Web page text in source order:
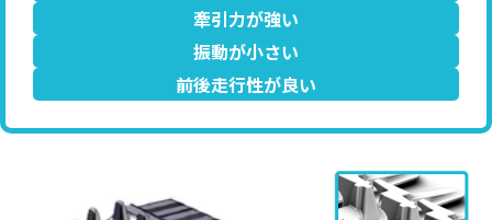
牽引力が強い
振動が小さい
前後走行性が良い